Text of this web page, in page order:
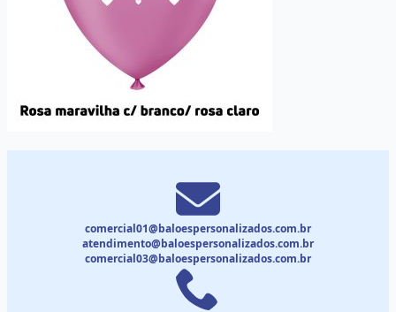
comercial01@baloespersonalizados.com.br
atendimento@baloespersonalizados.com.br
comercial03@baloespersonalizados.com.br